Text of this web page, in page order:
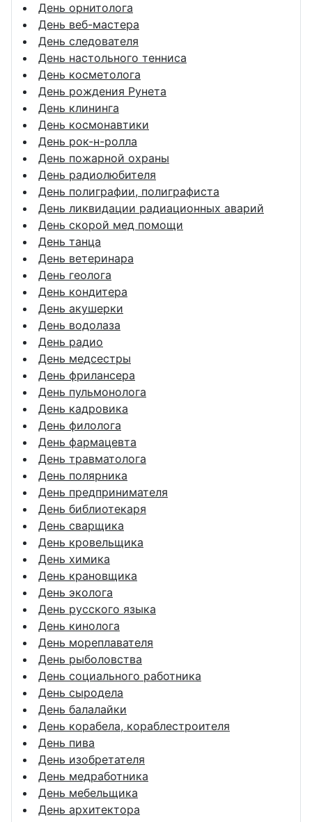
День орнитолога
День веб-мастера
День следователя
День настольного тенниса
День косметолога
День рождения Рунета
День клининга
День космонавтики
День рок-н-ролла
День пожарной охраны
День радиолюбителя
День полиграфии, полиграфиста
День ликвидации радиационных аварий
День скорой мед помощи
День танца
День ветеринара
День геолога
День кондитера
День акушерки
День водолаза
День радио
День медсестры
День фрилансера
День пульмонолога
День кадровика
День филолога
День фармацевта
День травматолога
День полярника
День предпринимателя
День библиотекаря
День сварщика
День кровельщика
День химика
День крановщика
День эколога
День русского языка
День кинолога
День мореплавателя
День рыболовства
День социального работника
День сыродела
День балалайки
День корабела, кораблестроителя
День пива
День изобретателя
День медработника
День мебельщика
День архитектора